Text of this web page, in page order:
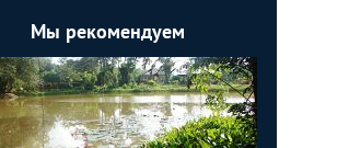
Мы рекомендуем